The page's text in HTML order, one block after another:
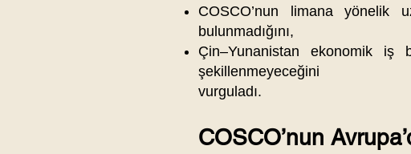
COSCO’nun limana yönelik
bulunmadığını,
Çin–Yunanistan ekonomik iş
şekillenmeyeceğini
vurguladı.
COSCO’nun